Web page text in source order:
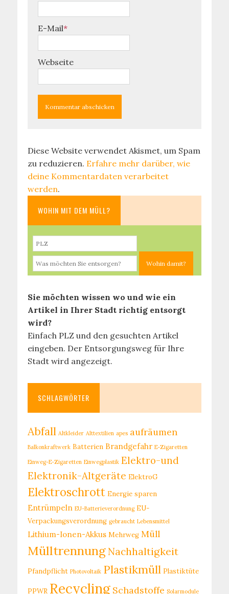
E-Mail*
Webseite
Diese Website verwendet Akismet, um Spam
zu reduzieren. Erfahre mehr darüber, wie
deine Kommentardaten verarbeitet
werden.
WOHIN MIT DEM MÜLL?
Sie möchten wissen wo und wie ein
Artikel in Ihrer Stadt richtig entsorgt
wird?
Einfach PLZ und den gesuchten Artikel
eingeben. Der Entsorgungsweg für Ihre
Stadt wird angezeigt.
SCHLAGWÖRTER
Abfall Altkleider Alttextilien apes aufräumen
Balkonkraftwerk Batterien Brandgefahr E-Zigaretten
Einweg-E-Zigaretten Einwegplastik Elektro-und
Elektronik-Altgeräte ElektroG
Elektroschrott Energie sparen
Entrümpeln EU-Batterieverordnung EU-
Verpackungsverordnung gebraucht Lebensmittel
Lithium-Ionen-Akkus Mehrweg Müll
MülltrennungNachhaltigkeit
Pfandpflicht Photovoltaik Plastikmüll Plastiktüte
PPWR Recycling Schadstoffe Solarmodule